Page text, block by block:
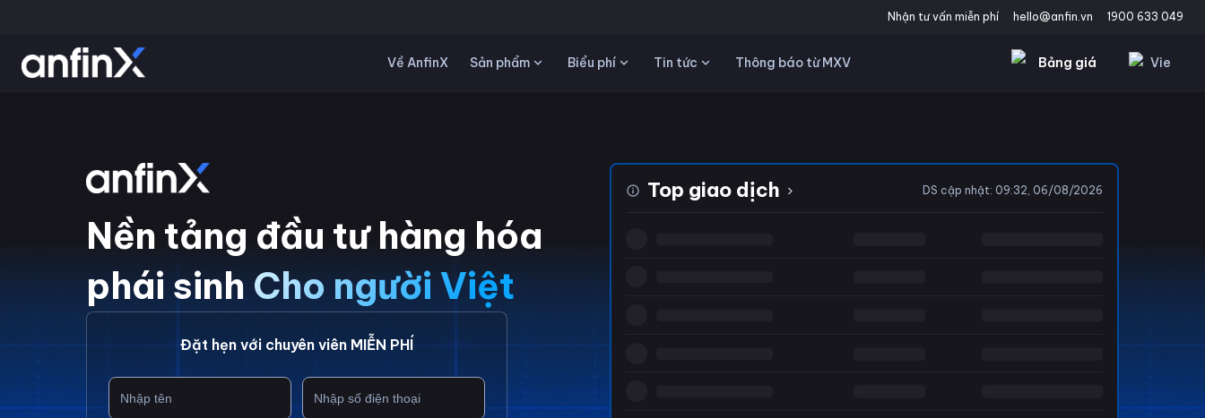
Nhận tư vấn miễn phí hello@anfin.vn 1900 633 049
Về AnfinX Sản phẩm Biểu phí Tin tức Thông báo từ MXV Bảng giá Vie
Nền tảng đầu tư hàng hóa
phái sinh Cho người Việt
Đặt hẹn với chuyên viên MIỄN PHÍ
Top giao dịch › DS cập nhật: 09:32, 06/08/2026